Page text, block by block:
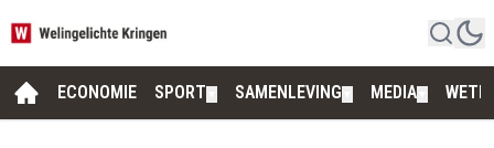
ECONOMIE SPORT SAMENLEVING MEDIA